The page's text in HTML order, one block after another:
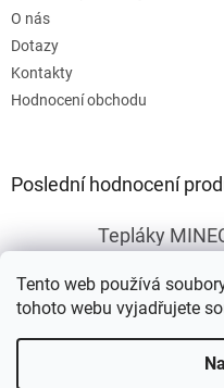
Tento web používá
tohoto webu vyjadřujete
O nás
Dotazy
Kontakty
Hodnocení obchodu
Poslední hodnocení
Tepláky